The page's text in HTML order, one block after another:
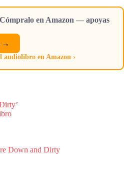
en Amazon — apoyas
→
audiolibro en Amazon ›
Down and Dirty